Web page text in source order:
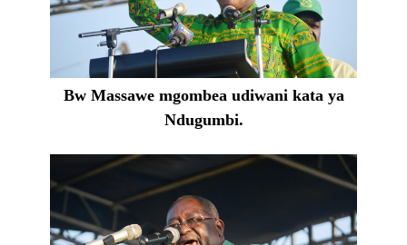
Bw Massawe mgombea udiwani kata ya
Ndugumbi.